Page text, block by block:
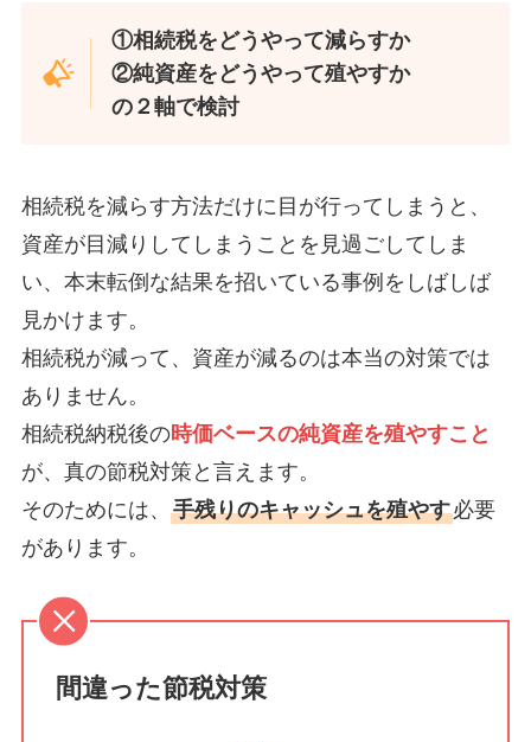
①相続税をどうやって減らすか
②純資産をどうやって殖やすか
の２軸で検討
相続税を減らす方法だけに目が行ってしまうと、
資産が目減りしてしまうことを見過ごしてしま
い、本末転倒な結果を招いている事例をしばしば
見かけます。
相続税が減って、資産が減るのは本当の対策では
ありません。
相続税納税後の時価ベースの純資産を殖やすこ と
が、真の節税対策と言えます。
そのためには、 手残りのキャッシュを殖やす必要
があります。
間違った節税対策